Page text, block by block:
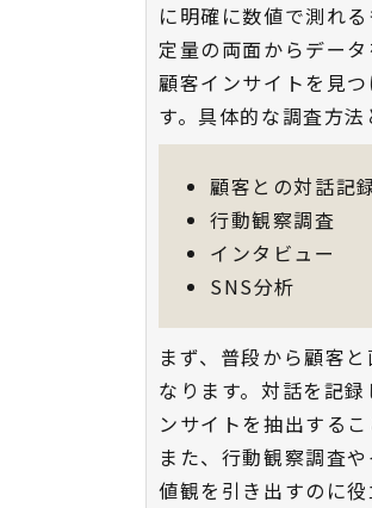
に明確に数値で測れ
定量の両面からデータ
顧客インサイトを見
す。具体的な調査方
顧客との対話記
行動観察調査
インタビュー
SNS分析
まず、普段から顧客
なります。対話を記
ンサイトを抽出するこ
また、行動観察調査
値観を引き出すのに役